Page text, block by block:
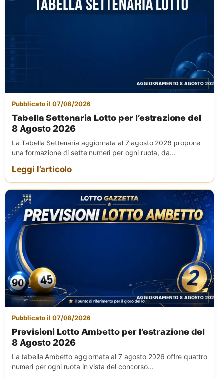
Pubblicato il 07/08/2026
Tabella Settenaria Lotto per l’estrazione del
8 Agosto 2026
La Tabella Settenaria aggiornata al 7 agosto 2026 propone
una formazione di sette numeri per ogni ruota, da...
Leggi l’articolo
Pubblicato il 07/08/2026
Previsioni Lotto Ambetto per l’estrazione del
8 Agosto 2026
La tabella Ambetto aggiornata al 7 agosto 2026 offre quattro
numeri per ogni ruota in vista del concorso...